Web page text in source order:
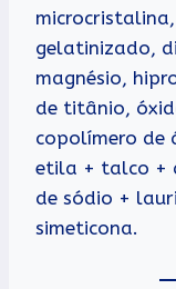
gelatinizado,
magnésio,
de titânio,
copolímero de
etila + talco +
de sódio +
simeticona.